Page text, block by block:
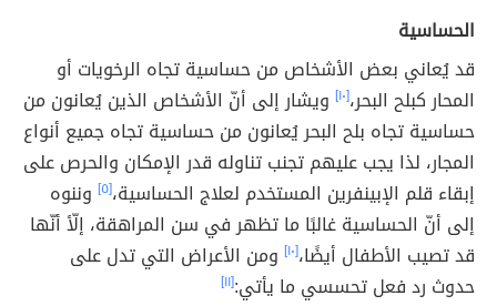
الحساسية
قد يُعاني بعض الأشخاص من حساسية تجاه الرخويات أو
المحار كبلح البحر،[١٠]
ويشار إلى أنّ الأشخاص الذين يُعانون من
حساسية تجاه بلح البحر يُعانون من حساسية تجاه جميع أنواع
المجار، لذا يجب عليهم تجنب تناوله قدر الإمكان والحرص على
إبقاء قلم الإبينفرين المستخدم لعلاج الحساسية،[٥]
وننوه
إلى أنّ الحساسية غالبًا ما تظهر في سن المراهقة، إلّأ أنّها
قد تصيب الأطفال أيضًا،[١٠]
ومن الأعراض التي تدل على
حدوث رد فعل تحسسي ما يأتي:[١١]